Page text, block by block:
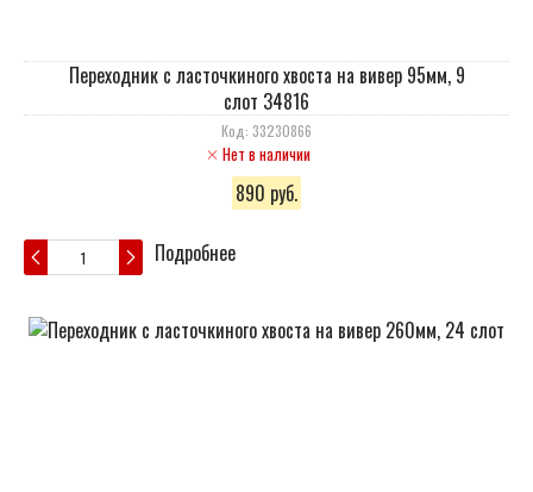
Переходник с ласточкиного хвоста на вивер 95мм, 9
слот 34816
Код: 33230866
Нет в наличии
890 руб.
Подробнее